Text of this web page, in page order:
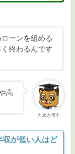
ーンを組める
終わるんです
たぬき博士
高
収が低い人はど